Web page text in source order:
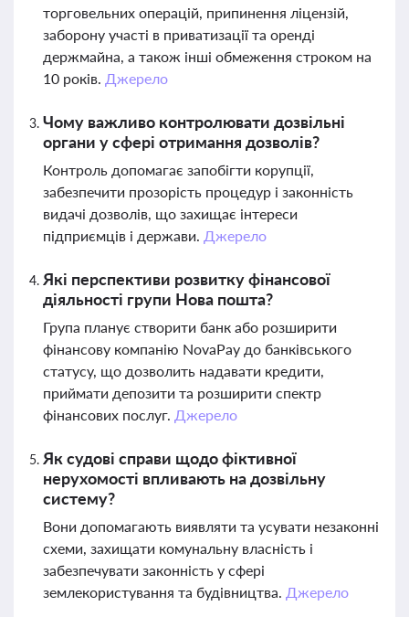
торговельних операцій, припинення ліцензій,
заборону участі в приватизації та оренді
держмайна, а також інші обмеження строком на
10 років. Джерело
Чому важливо контролювати дозвільні
органи у сфері отримання дозволів?
Контроль допомагає запобігти корупції,
забезпечити прозорість процедур і законність
видачі дозволів, що захищає інтереси
підприємців і держави. Джерело
Які перспективи розвитку фінансової
діяльності групи Нова пошта?
Група планує створити банк або розширити
фінансову компанію NovaPay до банківського
статусу, що дозволить надавати кредити,
приймати депозити та розширити спектр
фінансових послуг. Джерело
Як судові справи щодо фіктивної
нерухомості впливають на дозвільну
систему?
Вони допомагають виявляти та усувати незаконні
схеми, захищати комунальну власність і
забезпечувати законність у сфері
землекористування та будівництва. Джерело